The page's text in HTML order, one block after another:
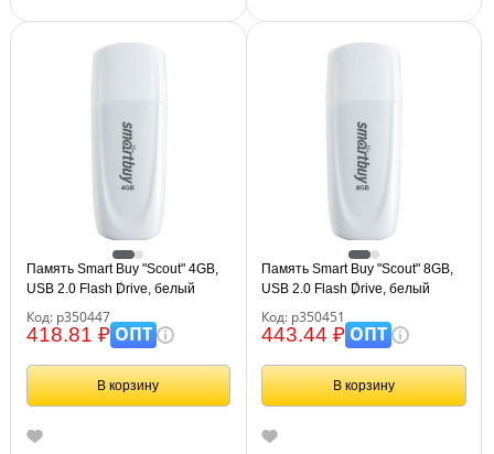
Память Smart Buy "Scout" 4GB,
USB 2.0 Flash Drive, белый
Код: р350447
418.81 ₽ОПТ
В корзину
Память Smart Buy "Scout" 8GB,
USB 2.0 Flash Drive, белый
Код: р350451
443.44 ₽ОПТ
В корзину